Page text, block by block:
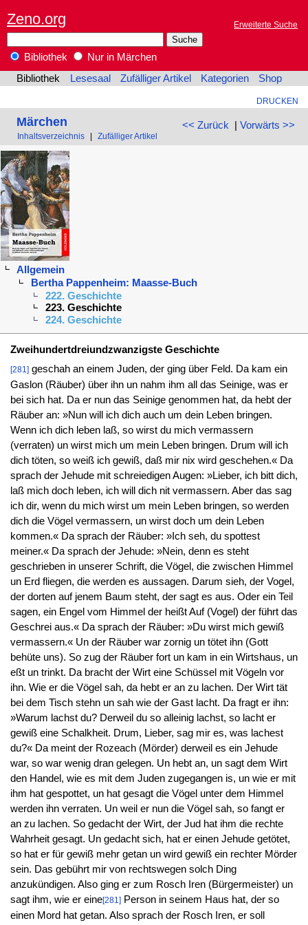
Zeno.org Erweiterte Suche
Bibliothek
Nur in Märchen
Bibliothek
Lesesaal Zufälliger Artikel Kategorien Shop
DRUCKEN
<< Zurück | Vorwärts >>
Märchen
Inhaltsverzeichnis Zufälliger Artikel
Allgemein
Bertha Pappenheim: Maasse-Buch
222. Geschichte
223. Geschichte
224. Geschichte
Zweihundertdreiundzwanzigste Geschichte
[281]geschah an einem Juden, der ging über Feld. Da kam ein
Gaslon (Räuber) über ihn un nahm ihm all das Seinige, was er
bei sich hat. Da er nun das Seinige genommen hat, da hebt der
Räuber an: »Nun will ich dich auch um dein Leben bringen.
Wenn ich dich leben laß, so wirst du mich vermassern
(verraten) un wirst mich um mein Leben bringen. Drum will ich
dich töten, so weiß ich gewiß, daß mir nix wird geschehen.« Da
sprach der Jehude mit schreiedigen Augen: »Lieber, ich bitt dich,
laß mich doch leben, ich will dich nit vermassern. Aber das sag
ich dir, wenn du mich wirst um mein Leben bringen, so werden
dich die Vögel vermassern, un wirst doch um dein Leben
kommen.« Da sprach der Räuber: »Ich seh, du spottest
meiner.« Da sprach der Jehude: »Nein, denn es steht
geschrieben in unserer Schrift, die Vögel, die zwischen Himmel
un Erd fliegen, die werden es aussagen. Darum sieh, der Vogel,
der dorten auf jenem Baum steht, der sagt es aus. Oder ein Teil
sagen, ein Engel vom Himmel der heißt Auf (Vogel) der führt das
Geschrei aus.« Da sprach der Räuber: »Du wirst mich gewiß
vermassern.« Un der Räuber war zornig un tötet ihn (Gott
behüte uns). So zug der Räuber fort un kam in ein Wirtshaus, un
eßt un trinkt. Da bracht der Wirt eine Schüssel mit Vögeln vor
ihn. Wie er die Vögel sah, da hebt er an zu lachen. Der Wirt tät
bei dem Tisch stehn un sah wie der Gast lacht. Da fragt er ihn:
»Warum lachst du? Derweil du so alleinig lachst, so lacht er
gewiß eine Schalkheit. Drum, Lieber, sag mir es, was lachest
du?« Da meint der Rozeach (Mörder) derweil es ein Jehude
war, so war wenig dran gelegen. Un hebt an, un sagt dem Wirt
den Handel, wie es mit dem Juden zugegangen is, un wie er mit
ihm hat gespottet, un hat gesagt die Vögel unter dem Himmel
werden ihn verraten. Un weil er nun die Vögel sah, so fangt er
an zu lachen. So gedacht der Wirt, der Jud hat ihm die rechte
Wahrheit gesagt. Un gedacht sich, hat er einen Jehude getötet,
so hat er für gewiß mehr getan un wird gewiß ein rechter Mörder
sein. Das gebührt mir von rechtswegen solch Ding
anzukündigen. Also ging er zum Rosch Iren (Bürgermeister) un
sagt ihm, wie er eine[281]Person in seinem Haus hat, der so
einen Mord hat getan. Also sprach der Rosch Iren, er soll